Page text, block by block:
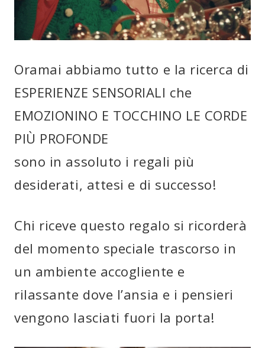
Oramai abbiamo tutto e la ricerca di
ESPERIENZE SENSORIALI che
EMOZIONINO E TOCCHINO LE CORDE
PIÙ PROFONDE
sono in assoluto i regali più
desiderati, attesi e di successo!
Chi riceve questo regalo si ricorderà
del momento speciale trascorso in
un ambiente accogliente e
rilassante dove l’ansia e i pensieri
vengono lasciati fuori la porta!